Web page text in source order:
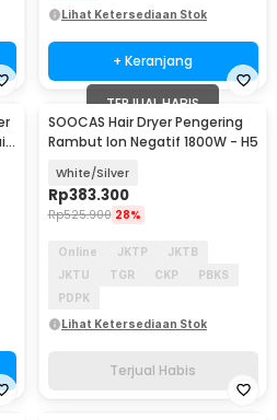
Lihat Ketersediaan Stok
+ Keranjang
TERJUAL HABIS
SOOCAS Hair Dryer Pengering
Rambut Ion Negatif 1800W - H5
White/Silver
Rp383.300
Rp525.900 28%
Online JKTP
JKTB
JKTU
TGR CKP
PBKS
PDPK
Lihat Ketersediaan Stok
Terjual Habis